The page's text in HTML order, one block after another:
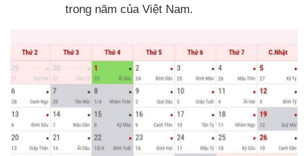
trong năm của Việt Nam.